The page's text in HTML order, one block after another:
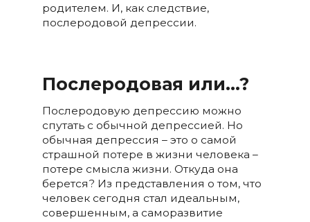
родителем. И, как следствие,
послеродовой депрессии.
Послеродовая или…?
Послеродовую депрессию можно
спутать с обычной депрессией. Но
обычная депрессия – это о самой
страшной потере в жизни человека –
потере смысла жизни. Откуда она
берется? Из представления о том, что
человек сегодня стал идеальным,
совершенным, а саморазвитие